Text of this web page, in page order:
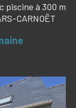
piscine à 300 m
CARNOËT